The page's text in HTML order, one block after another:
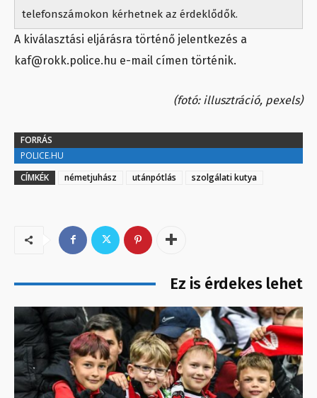
telefonszámokon kérhetnek az érdeklődők.
A kiválasztási eljárásra történő jelentkezés a
kaf@rokk.police.hu e-mail címen történik.
(fotó: illusztráció, pexels)
FORRÁS
POLICE.HU
CÍMKÉK
németjuhász utánpótlás szolgálati kutya
Ez is érdekes lehet